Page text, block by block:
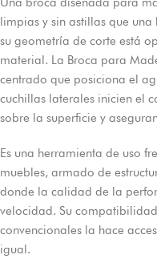
limpias y sin astillas que
su geometría de corte está
material. La Broca para
centrado que posiciona el
cuchillas laterales inicien el
sobre la superficie y
Es una herramienta de uso
muebles, armado de
donde la calidad de la
velocidad. Su
convencionales la hace
igual.